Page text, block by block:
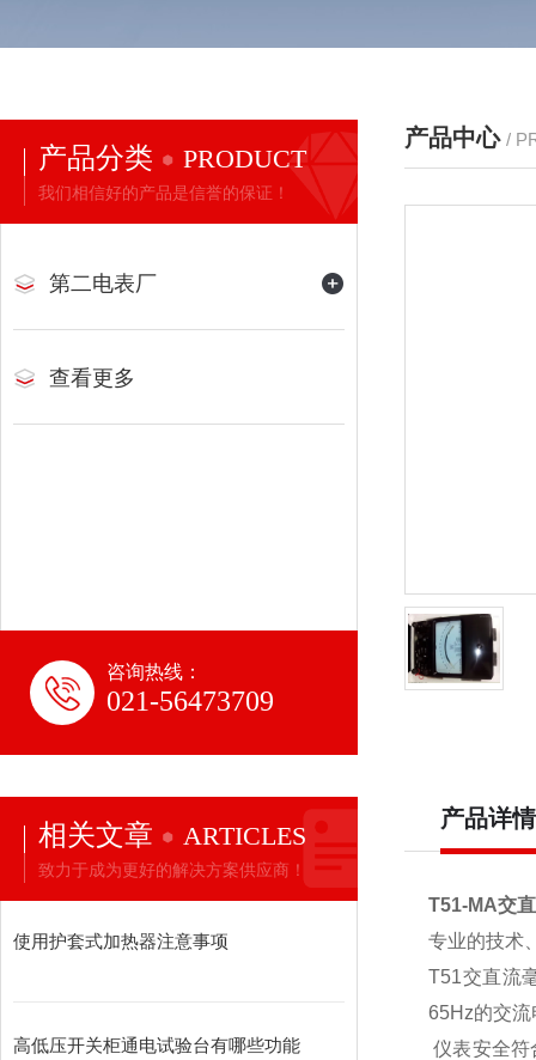
产品分类 PRODUCT
我们相信好的产品是信誉的保证！
第二电表厂
查看更多
咨询热线：
021-56473709
相关文章 ARTICLES
致力于成为更好的解决方案供应商！
使用护套式加热器注意事项
高低压开关柜通电试验台有哪些功能
产品中心 /
产品详情
T51-MA交
专业的技术
T51交直流
65Hz的交流
仪表安全符